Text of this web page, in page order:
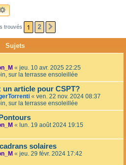
h
r
RECHERCHE AVANCÉE
trouvés 1 2
Sujets
« jeu. 10 avr. 2025 22:25
sur la terrasse ensoleillée
un article pour CSPT?
« ven. 22 nov. 2024 08:37
sur la terrasse ensoleillée
« lun. 19 août 2024 19:15
solaires
« jeu. 29 févr. 2024 17:42